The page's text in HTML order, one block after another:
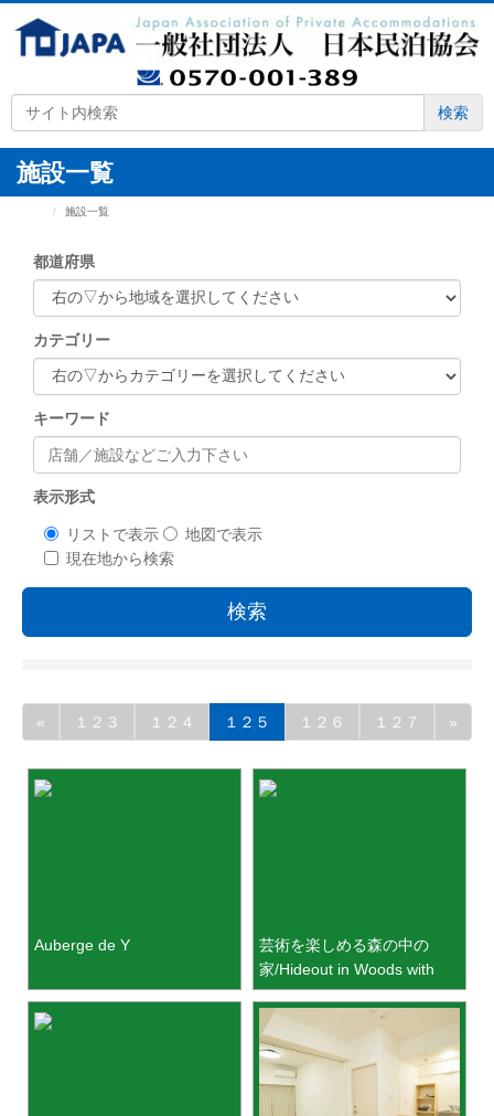
検索
施設一覧
施設一覧
都道府県
カテゴリー
キーワード
表示形式
リストで表示
地図で表示
現在地から検索
検索
« １２３ １２４ １２５ １２６ １２７ »
Auberge de Y
芸術を楽しめる森の中の
家/Hideout in Woods with
Artistic Air and Wifi